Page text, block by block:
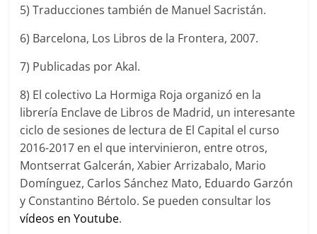
5) Traducciones también de Manuel Sacristán.
6) Barcelona, Los Libros de la Frontera, 2007.
7) Publicadas por Akal.
8) El colectivo La Hormiga Roja organizó en la
librería Enclave de Libros de Madrid, un interesante
ciclo de sesiones de lectura de El Capital el curso
2016-2017 en el que intervinieron, entre otros,
Montserrat Galcerán, Xabier Arrizabalo, Mario
Domínguez, Carlos Sánchez Mato, Eduardo Garzón
y Constantino Bértolo. Se pueden consultar los
vídeos en Youtube.